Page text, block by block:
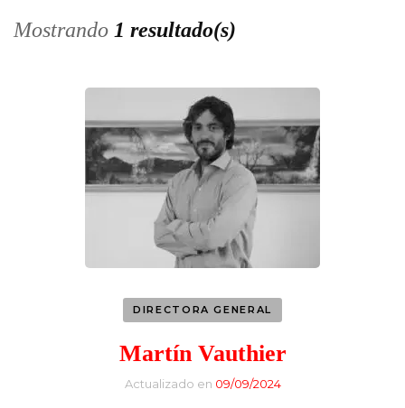
Mostrando 1 resultado(s)
DIRECTORA GENERAL
Martín Vauthier
Actualizado en 09/09/2024